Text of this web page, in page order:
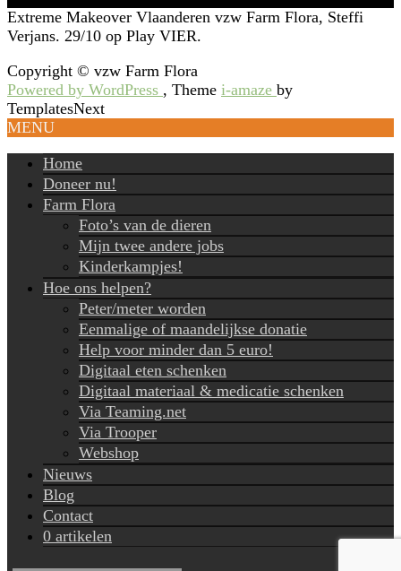
Extreme Makeover Vlaanderen vzw Farm Flora, Steffi
Verjans. 29/10 op Play VIER.
Copyright © vzw Farm Flora
Powered by WordPress , Theme i-amaze by
TemplatesNext
MENU
Home
Doneer nu!
Farm Flora
Foto’s van de dieren
Mijn twee andere jobs
Kinderkampjes!
Hoe ons helpen?
Peter/meter worden
Eenmalige of maandelijkse donatie
Help voor minder dan 5 euro!
Digitaal eten schenken
Digitaal materiaal & medicatie schenken
Via Teaming.net
Via Trooper
Webshop
Nieuws
Blog
Contact
0 artikelen